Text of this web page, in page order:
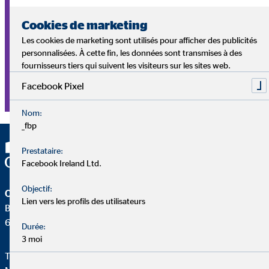
équipe d'offrir à leurs clients les meilleurs conseils possibles.
« Je suis vraiment convaincu de la valeur ajoutée de notre
service, du temps gagné pour le client, de l'indépendance
d'OVB et bien sûr des meilleurs partenaires produits du
marché », rapporte-t-il. « Je peux incarner cela. Je peux
pleinement soutenir ce que je fais. »
OVB Conseils en patrimoine (Suisse) SA
Bösch 69
6331 Hünenberg
Téléphone:+41417670130
Cookies de marketing
Les cookies de marketing sont utilisés pour afficher des publicités
personnalisées. À cette fin, les données sont transmises à des
fournisseurs tiers qui suivent les visiteurs sur les sites web.
Facebook Pixel
Nom:
_fbp
Prestataire:
Facebook Ireland Ltd.
Objectif:
Lien vers les profils des utilisateurs
Durée:
3 moi